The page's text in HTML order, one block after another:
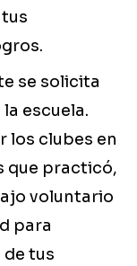
se solicita
escuela.
los clubes en
que practicó,
voluntario
para
tus